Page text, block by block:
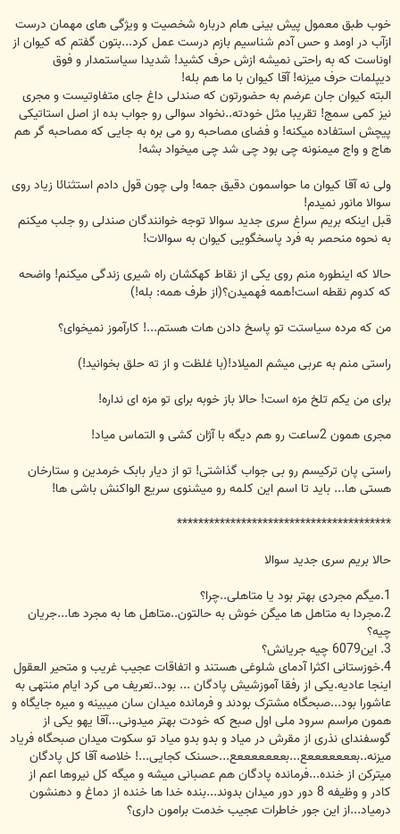
خوب طبق معمول پیش بینی هام درباره شخصیت و ویژگی های مهمان درست
ازآب در اومد و حس آدم شناسیم بازم درست عمل کرد...بتون گفتم که کیوان از
اوناست که به راحتی نمیشه ازش حرف کشید! شدیدا سیاستمدار و فوق
دیپلمات حرف میزنه! آقا کیوان با ما هم بله!
البته کیوان جان عرضم به حضورتون که صندلی داغ جای متفاوتیست و مجری
نیز کمی سمج! تقریبا مثل خودته..نخواد سوالی رو جواب بده از اصل استاتیکی
پیچش استفاده میکنه! و فضای مصاحبه رو می بره به جایی که مصاحبه گر هم
هاج و واج میمنونه چی بود چی شد چی میخواد بشه!
ولی نه آقا کیوان ما حواسمون دقیق جمه! ولی چون قول دادم استثنائا زیاد روی
سوالا مانور نمیدم!
قبل اینکه بریم سراغ سری جدید سوالا توجه خوانندگان صندلی رو جلب میکنم
به نحوه منحصر به فرد پاسخگویی کیوان به سوالات!
حالا که اینطوره منم روی یکی از نقاط کهکشان راه شیری زندگی میکنم! واضحه
که کدوم نقطه است!همه فهمیدن؟(از طرف همه: بله!)
من که مرده سیاستت تو پاسخ دادن هات هستم...! کارآموز نمیخوای؟
راستی منم به عربی میشم المیلاد!(با غلظت و از ته حلق بخوانید!)
برای من یکم تلخ مزه است! حالا باز خوبه برای تو مزه ای نداره!
مجری همون 2ساعت رو هم دیگه با آژان کشی و التماس میاد!
راستی پان ترکیسم رو بی جواب گذاشتی! تو از دیار بابک خرمدین و ستارخان
هستی ها... باید تا اسم این کلمه رو میشنوی سریع الواکنش باشی ها!
****************************************
حالا بریم سری جدید سوالا
1.میگم مجردی بهتر بود یا متاهلی..چرا؟
2.مجردا به متاهل ها میگن خوش به حالتون..متاهل ها به مجرد ها...جریان
چیه؟
3. این6079 چیه جریانش؟
4.خوزستانی اکثرا آدمای شلوغی هستند و اتفاقات عجیب غریب و متحیر العقول
اینجا عادیه.یکی از رفقا آموزشیش پادگان ... بود..تعریف می کرد ایام منتهی به
عاشورا بود...صبحگاه مشترک بودند و فرمانده میدان سان میبینه و میره جایگاه و
همون مراسم سرود ملی اول صبح که خودت بهتر میدونی...آقا یهو یکی از
گوسفندای نذری از مقرش در میاد و بدو بدو میاد تو سکوت میدان صبحگاه فریاد
میزنه..بعععععععع...بعععععععع...حسنک کجایی...! خلاصه آقا کل پادگان
میترکن از خنده...فرمانده پادگان هم عصبانی میشه و میگه کل نیروها اعم از
کادر و وظیفه 8 دور دور میدان بدوند...بنده خدا ها خنده از دماغ و دهنشون
درمیاد...از این جور خاطرات عجیب خدمت برامون داری؟